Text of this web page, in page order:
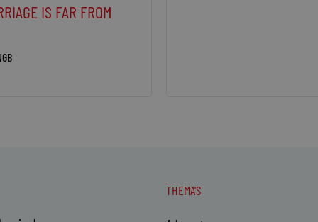
IS FAR FROM
THEMA'S